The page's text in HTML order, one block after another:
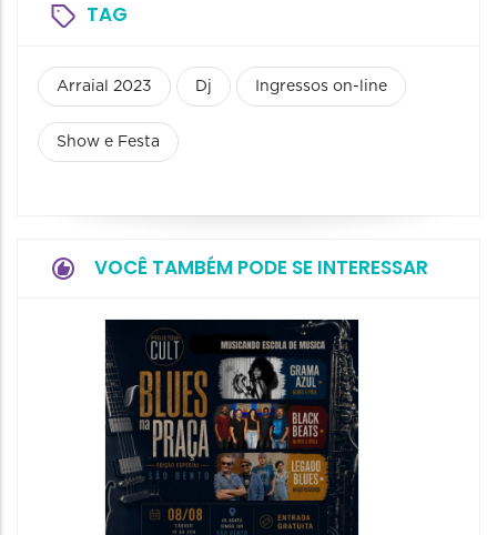
TAG
Arraial 2023 Dj Ingressos on-line
Show e Festa
VOCÊ TAMBÉM PODE SE INTERESSAR